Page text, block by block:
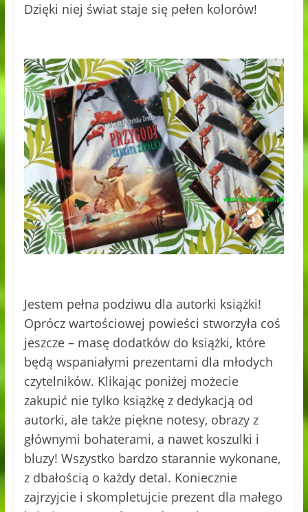
Dzięki niej świat staje się pełen kolorów!
Jestem pełna podziwu dla autorki książki!
Oprócz wartościowej powieści stworzyła coś
jeszcze – masę dodatków do książki, które
będą wspaniałymi prezentami dla młodych
czytelników. Klikając poniżej możecie
zakupić nie tylko książkę z dedykacją od
autorki, ale także piękne notesy, obrazy z
głównymi bohaterami, a nawet koszulki i
bluzy! Wszystko bardzo starannie wykonane,
z dbałością o każdy detal. Koniecznie
zajrzyjcie i skompletujcie prezent dla małego